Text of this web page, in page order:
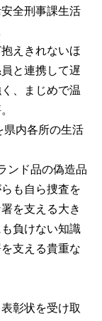
全刑事課生活
えきれないほ
と連携して遅
、まじめで温
県内各所の生活
ンド品の偽造品
も自ら捜査を
を支える大き
負けない知識
支える貴重な
彰状を受け取